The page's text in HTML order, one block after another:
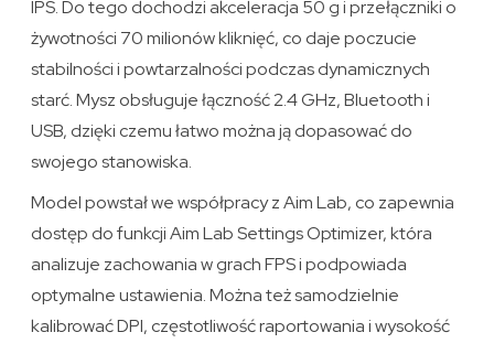
IPS. Do tego dochodzi akceleracja 50 g i przełączniki o
żywotności 70 milionów kliknięć, co daje poczucie
stabilności i powtarzalności podczas dynamicznych
starć. Mysz obsługuje łączność 2.4 GHz, Bluetooth i
USB, dzięki czemu łatwo można ją dopasować do
swojego stanowiska.
Model powstał we współpracy z Aim Lab, co zapewnia
dostęp do funkcji Aim Lab Settings Optimizer, która
analizuje zachowania w grach FPS i podpowiada
optymalne ustawienia. Można też samodzielnie
kalibrować DPI, częstotliwość raportowania i wysokość